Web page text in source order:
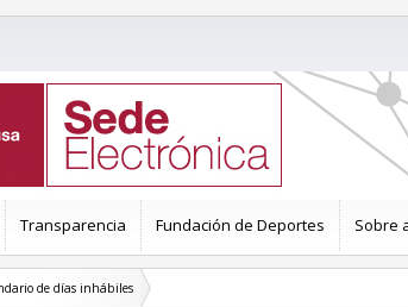
Transparencia Fundación de Deportes Sobre
de días inhábiles